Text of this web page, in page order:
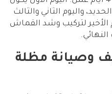
واليوم الثاني والثالث
الأخير لتركيب وشد القماش
وصيانة مظلة